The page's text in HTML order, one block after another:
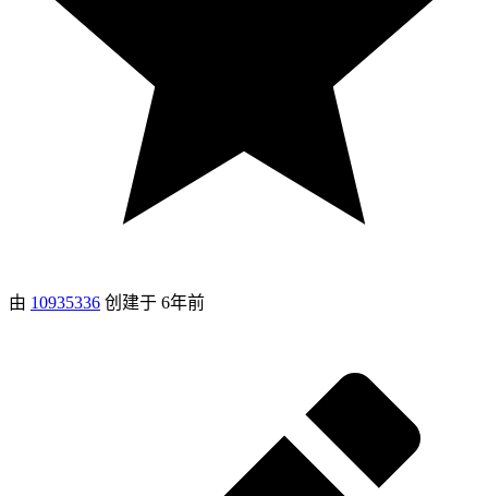
由 10935336 创建于 6年前